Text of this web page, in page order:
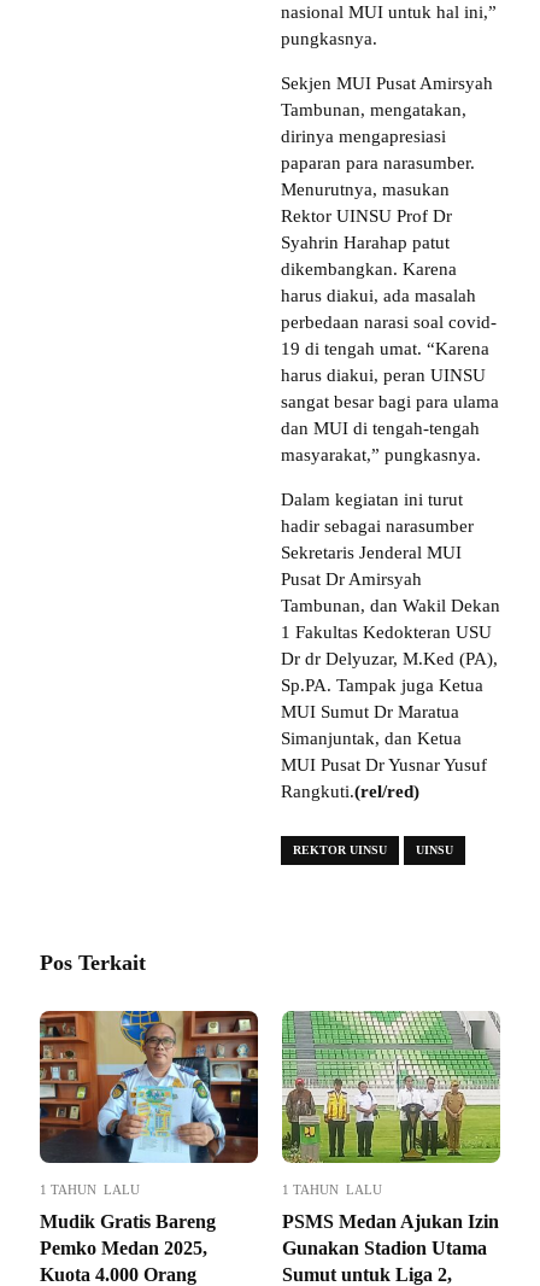
nasional MUI untuk hal ini,”
pungkasnya.
Sekjen MUI Pusat Amirsyah
Tambunan, mengatakan,
dirinya mengapresiasi
paparan para narasumber.
Menurutnya, masukan
Rektor UINSU Prof Dr
Syahrin Harahap patut
dikembangkan. Karena
harus diakui, ada masalah
perbedaan narasi soal covid-
19 di tengah umat. “Karena
harus diakui, peran UINSU
sangat besar bagi para ulama
dan MUI di tengah-tengah
masyarakat,” pungkasnya.
Dalam kegiatan ini turut
hadir sebagai narasumber
Sekretaris Jenderal MUI
Pusat Dr Amirsyah
Tambunan, dan Wakil Dekan
1 Fakultas Kedokteran USU
Dr dr Delyuzar, M.Ked (PA),
Sp.PA. Tampak juga Ketua
MUI Sumut Dr Maratua
Simanjuntak, dan Ketua
MUI Pusat Dr Yusnar Yusuf
Rangkuti.(rel/red)
REKTOR UINSU UINSU
Pos Terkait
1 TAHUN LALU
Mudik Gratis Bareng
Pemko Medan 2025,
Kuota 4.000 Orang
1 TAHUN LALU
PSMS Medan Ajukan Izin
Gunakan Stadion Utama
Sumut untuk Liga 2,